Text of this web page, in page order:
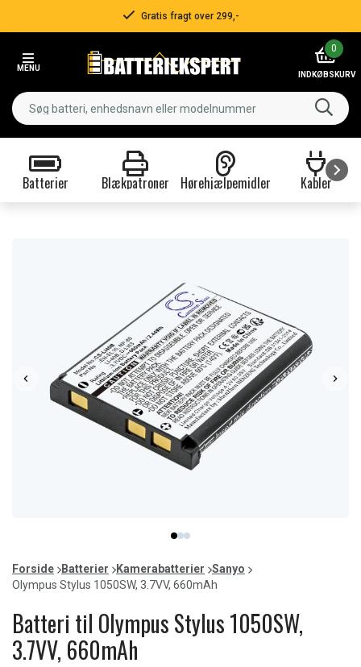
Gratis fragt over 299,-
MENU
0
INDKØBSKURV
Batterier Blækpatroner Hørehjælpemidler Kabler
item
0
item
1
item
2
of
3
Forside Batterier Kamerabatterier
Sanyo
Olympus Stylus 1050SW, 3.7VV, 660mAh
Batteri til Olympus Stylus 1050SW,
3.7VV, 660mAh